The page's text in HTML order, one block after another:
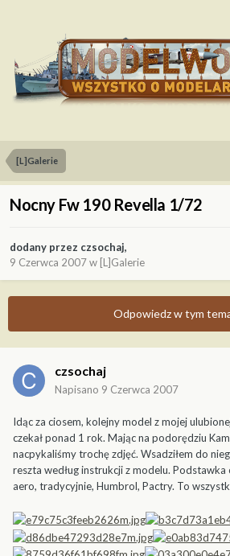
[L]Galerie
Nocny Fw 190 Revella 1/72
dodany przez czsochaj,
9 Czerwca 2007w [L]Galerie
Odpowiedz w tym
czsochaj
Napisano 9 Czerwca 2007
Idąc za ciosem, kolejny model z mojej
czekał ponad 1 rok. Mając na podorędziu
nacpykaliśmy trochę zdjęć. Wsadziłem do
reszta według instrukcji z modelu.
aero, tradycyjnie, Humbrol, Pactry. To